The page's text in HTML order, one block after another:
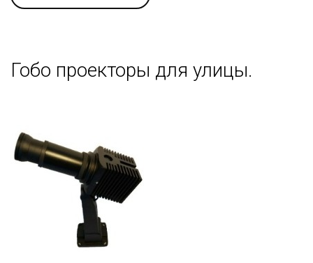
Гобо проекторы для улицы.